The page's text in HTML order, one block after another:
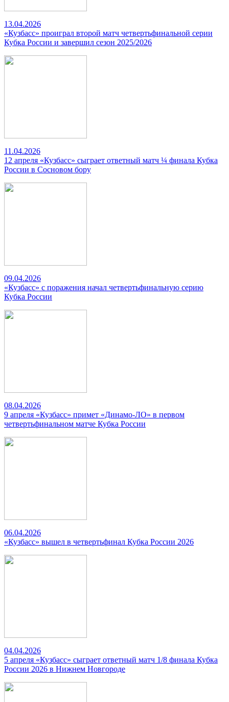
13.04.2026
«Кузбасс» проиграл второй матч четвертьфинальной серии
Кубка России и завершил сезон 2025/2026
11.04.2026
12 апреля «Кузбасс» сыграет ответный матч ¼ финала Кубка
России в Сосновом бору
09.04.2026
«Кузбасс» с поражения начал четвертьфинальную серию
Кубка России
08.04.2026
9 апреля «Кузбасс» примет «Динамо-ЛО» в первом
четвертьфинальном матче Кубка России
06.04.2026
«Кузбасс» вышел в четвертьфинал Кубка России 2026
04.04.2026
5 апреля «Кузбасс» сыграет ответный матч 1/8 финала Кубка
России 2026 в Нижнем Новгороде